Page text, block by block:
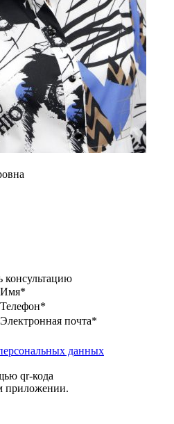
консультацию
Имя*
Телефон*
Электронная почта*
данных
qr-кода
приложении.